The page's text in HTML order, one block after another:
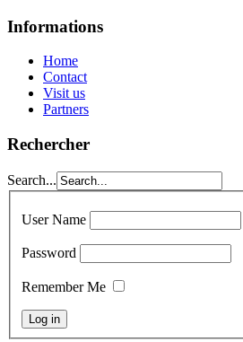
Informations
Home
Contact
Visit us
Partners
Rechercher
Search...
User Name
Password
Remember Me